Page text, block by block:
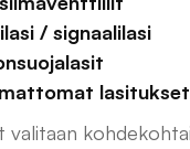
/ signaalilasi
lasitukset
valitaan